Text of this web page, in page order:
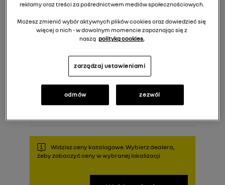
Cena rekomendowana:
Do koszyka
Widzisz ceny katalogowe. Wybierz dealera,
żeby zobaczyć ceny w wybranej lokalizacji
reklamy oraz treści za pośrednictwem mediów społecznościowych.
Możesz zmienić wybór aktywnych plików cookies oraz dowiedzieć się
więcej o nich - w dowolnym momencie zapoznając się z
naszą polityką cookies.
zarządzaj ustawieniami
odmów zezwól